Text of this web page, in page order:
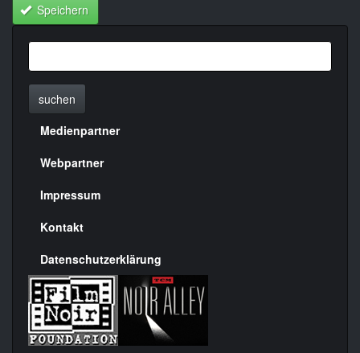
Speichern
suchen
Menülinks
rechte
Seite
Medienpartner
Webpartner
Impressum
Kontakt
Datenschutzerklärung